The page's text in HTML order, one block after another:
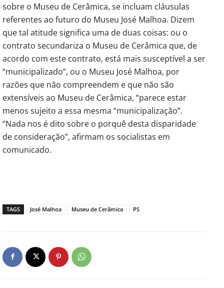
sobre o Museu de Cerâmica, se incluam cláusulas
referentes ao futuro do Museu José Malhoa. Dizem
que tal atitude significa uma de duas coisas: ou o
contrato secundariza o Museu de Cerâmica que, de
acordo com este contrato, está mais susceptível a ser
“municipalizado”, ou o Museu José Malhoa, por
razões que não compreendem e que não são
extensíveis ao Museu de Cerâmica, “parece estar
menos sujeito a essa mesma “municipalização”.
“Nada nos é dito sobre o porquê desta disparidade
de consideração”, afirmam os socialistas em
comunicado.
TAGS José Malhoa Museu de Cerâmica PS